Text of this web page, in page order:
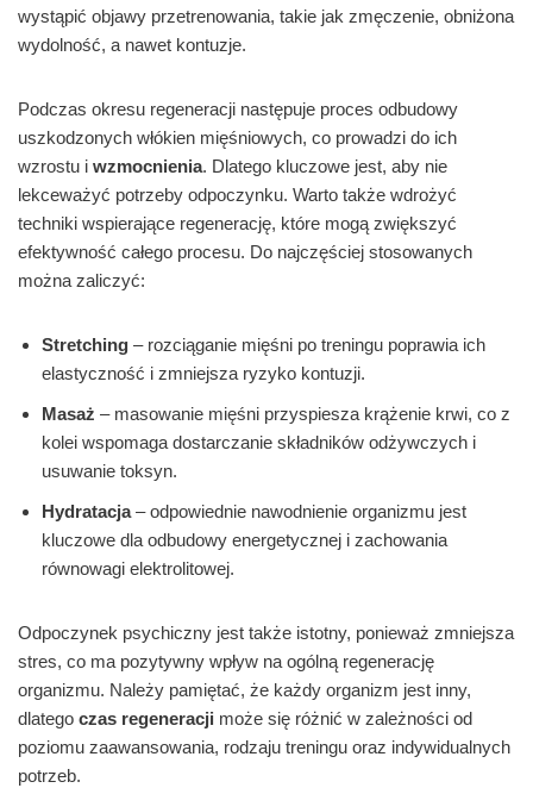
wystąpić objawy przetrenowania, takie jak zmęczenie, obniżona
wydolność, a nawet kontuzje.
Podczas okresu regeneracji następuje proces odbudowy
uszkodzonych włókien mięśniowych, co prowadzi do ich
wzrostu i wzmocnienia. Dlatego kluczowe jest, aby nie
lekceważyć potrzeby odpoczynku. Warto także wdrożyć
techniki wspierające regenerację, które mogą zwiększyć
efektywność całego procesu. Do najczęściej stosowanych
można zaliczyć:
Stretching – rozciąganie mięśni po treningu poprawia ich
elastyczność i zmniejsza ryzyko kontuzji.
Masaż – masowanie mięśni przyspiesza krążenie krwi, co z
kolei wspomaga dostarczanie składników odżywczych i
usuwanie toksyn.
Hydratacja– odpowiednie nawodnienie organizmu jest
kluczowe dla odbudowy energetycznej i zachowania
równowagi elektrolitowej.
Odpoczynek psychiczny jest także istotny, ponieważ zmniejsza
stres, co ma pozytywny wpływ na ogólną regenerację
organizmu. Należy pamiętać, że każdy organizm jest inny,
dlatego czas regeneracji może się różnić w zależności od
poziomu zaawansowania, rodzaju treningu oraz indywidualnych
potrzeb.